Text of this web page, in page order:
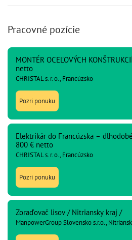
Pracovné pozície
MONTÉR OCEĽOVÝCH
netto
CHRISTAL s. r. o., Francúzsko
Pozri ponuku
Elektrikár do Francúzska –
800 € netto
CHRISTAL s. r. o., Francúzsko
Pozri ponuku
Zoraďovač lisov / Nitriansky kraj /
ManpowerGroup Slovensko s.r.o.,